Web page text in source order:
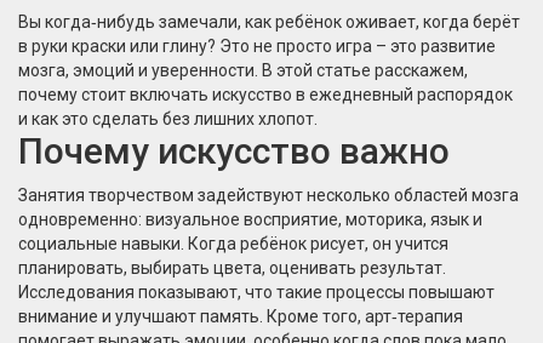
Вы когда‑нибудь замечали, как ребёнок оживает, когда берёт
в руки краски или глину? Это не просто игра – это развитие
мозга, эмоций и уверенности. В этой статье расскажем,
почему стоит включать искусство в ежедневный распорядок
и как это сделать без лишних хлопот.
Почему искусство важно
Занятия творчеством задействуют несколько областей мозга
одновременно: визуальное восприятие, моторика, язык и
социальные навыки. Когда ребёнок рисует, он учится
планировать, выбирать цвета, оценивать результат.
Исследования показывают, что такие процессы повышают
внимание и улучшают память. Кроме того, арт‑терапия